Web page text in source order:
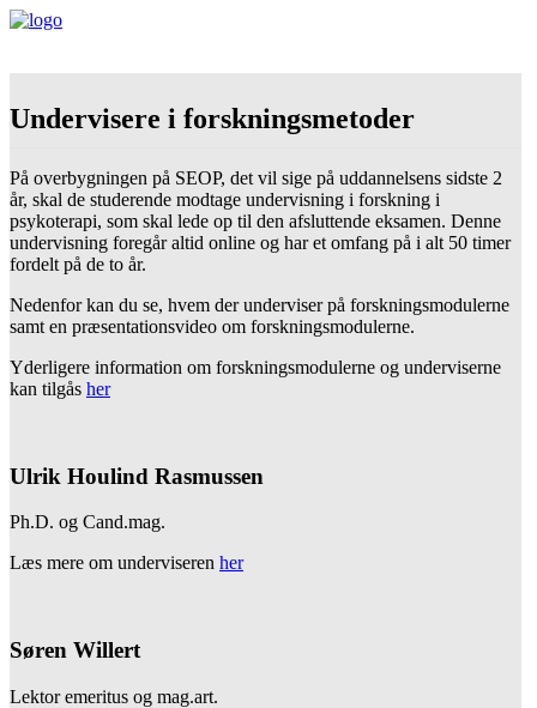
Undervisere i forskningsmetoder
På overbygningen på SEOP, det vil sige på uddannelsens sidste 2
år, skal de studerende modtage undervisning i forskning i
psykoterapi, som skal lede op til den afsluttende eksamen. Denne
undervisning foregår altid online og har et omfang på i alt 50 timer
fordelt på de to år.
Nedenfor kan du se, hvem der underviser på forskningsmodulerne
samt en præsentationsvideo om forskningsmodulerne.
Yderligere information om forskningsmodulerne og underviserne
kan tilgås her
Ulrik Houlind Rasmussen
Ph.D. og Cand.mag.
Læs mere om underviseren her
Søren Willert
Lektor emeritus og mag.art.